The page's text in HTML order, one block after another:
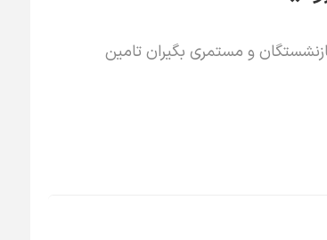
12 تا 36 ماهه ویژه بازنشستگان و مستمری بگیران تامین